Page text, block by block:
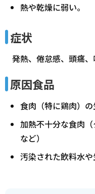
熱や乾燥に弱い。
症状
発熱、倦怠感、頭痛
原因食品
食肉（特に鶏肉）の
加熱不十分な食肉
など）
汚染された飲料水